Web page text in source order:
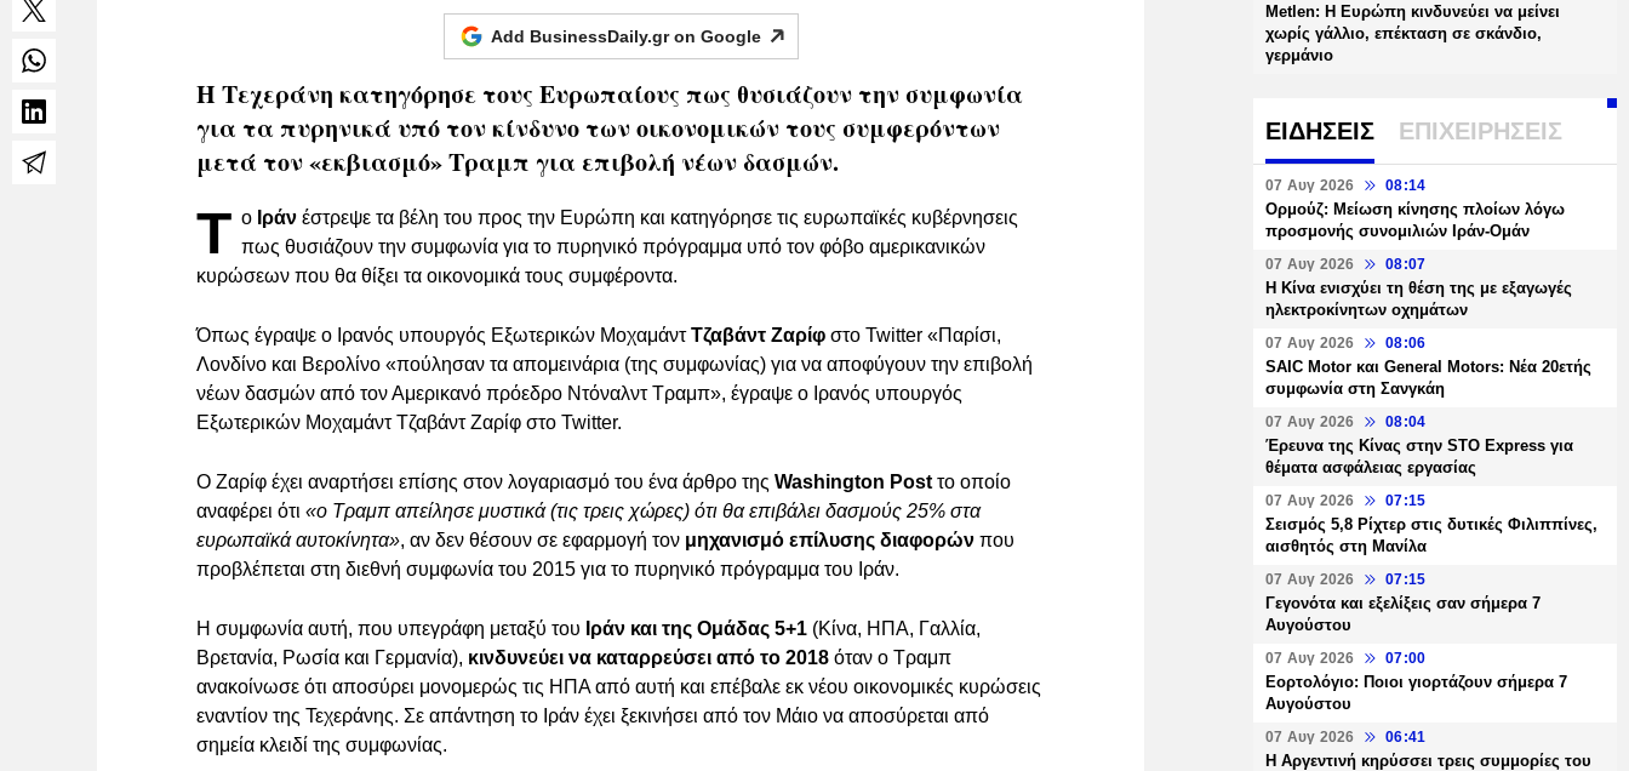
Add BusinessDaily.gr on Google
Η Τεχεράνη κατηγόρησε τους Ευρωπαίους πως θυσιάζουν την συμφωνία
για τα πυρηνικά υπό τον κίνδυνο των οικονομικών τους συμφερόντων
μετά τον «εκβιασμό» Τραμπ για επιβολή νέων δασμών.
Τ ο Ιράν έστρεψε τα βέλη του προς την Ευρώπη και κατηγόρησε τις ευρωπαϊκές κυβέρνησεις
πως θυσιάζουν την συμφωνία για το πυρηνικό πρόγραμμα υπό τον φόβο αμερικανικών
κυρώσεων που θα θίξει τα οικονομικά τους συμφέροντα.
Όπως έγραψε ο Ιρανός υπουργός Εξωτερικών ΜοχαμάντΤζαβάντ Ζαρίφ στο Twitter «Παρίσι,
Λονδίνο και Βερολίνο «πούλησαν τα απομεινάρια (της συμφωνίας) για να αποφύγουν την επιβολή
νέων δασμών από τον Αμερικανό πρόεδρο Ντόναλντ Τραμπ», έγραψε ο Ιρανός υπουργός
Εξωτερικών Μοχαμάντ Τζαβάντ Ζαρίφ στο Twitter.
Ο Ζαρίφ έχει αναρτήσει επίσης στον λογαριασμό του ένα άρθρο της Washington Post το οποίο
αναφέρει ότι «ο Τραμπ απείλησε μυστικά (τις τρεις χώρες) ότι θα επιβάλει δασμούς 25% στα
ευρωπαϊκά αυτοκίνητα», αν δεν θέσουν σε εφαρμογή τον μηχανισμό επίλυσης διαφορών που
προβλέπεται στη διεθνή συμφωνία του 2015 για το πυρηνικό πρόγραμμα του Ιράν.
Η συμφωνία αυτή, που υπεγράφη μεταξύ του Ιράν και της Ομάδας 5+1 (Κίνα, ΗΠΑ, Γαλλία,
Βρετανία, Ρωσία και Γερμανία), κινδυνεύει να καταρρεύσει από το 2018 όταν ο Τραμπ
ανακοίνωσε ότι αποσύρει μονομερώς τις ΗΠΑ από αυτή και επέβαλε εκ νέου οικονομικές κυρώσεις
εναντίον της Τεχεράνης. Σε απάντηση το Ιράν έχει ξεκινήσει από τον Μάιο να αποσύρεται από
σημεία κλειδί της συμφωνίας.
Metlen: Η Ευρώπη κινδυνεύει να μείνει
χωρίς γάλλιο, επέκταση σε σκάνδιο,
γερμάνιο
ΕΙΔΗΣΕΙΣ ΕΠΙΧΕΙΡΗΣΕΙΣ
07 Αυγ 2026 08:14
Ορμούζ: Μείωση κίνησης πλοίων λόγω
προσμονής συνομιλιών Ιράν-Ομάν
07 Αυγ 2026 08:07
Η Κίνα ενισχύει τη θέση της με εξαγωγές
ηλεκτροκίνητων οχημάτων
07 Αυγ 2026 08:06
SAIC Motor και General Motors: Νέα 20ετής
συμφωνία στη Σανγκάη
07 Αυγ 2026 08:04
Έρευνα της Κίνας στην STO Express για
θέματα ασφάλειας εργασίας
07 Αυγ 2026 07:15
Σεισμός 5,8 Ρίχτερ στις δυτικές Φιλιππίνες,
αισθητός στη Μανίλα
07 Αυγ 2026 07:15
Γεγονότα και εξελίξεις σαν σήμερα 7
Αυγούστου
07 Αυγ 2026 07:00
Εορτολόγιο: Ποιοι γιορτάζουν σήμερα 7
Αυγούστου
07 Αυγ 2026 06:41
Η Αργεντινή κηρύσσει τρεις συμμορίες του